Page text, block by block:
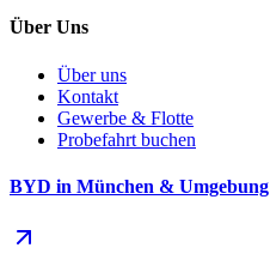
Über Uns
Über uns
Kontakt
Gewerbe & Flotte
Probefahrt buchen
BYD in München & Umgebung